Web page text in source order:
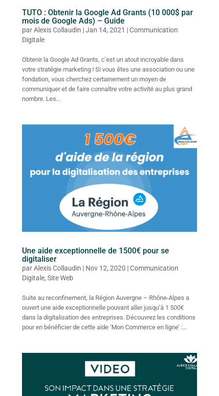
TUTO : Obtenir la Google Ad Grants (10 000$ par
mois de Google Ads) – Guide
parAlexis Collaudin |Jan 14, 2021 |Communication
Digitale
Obtenir la Google Ad Grants, c’est un atout incroyable dans
votre stratégie marketing ! Si vous êtes une association ou une
fondation, vous cherchez certainement un moyen de
communiquer et de faire connaître votre activité au plus grand
nombre. Les...
Une aide exceptionnelle de 1500€ pour se
digitaliser
parAlexis Collaudin | Nov 12, 2020 |Communication
Digitale, Site Web
Suite au reconfinement, la Région Auvergne – Rhône-Alpes a
ouvert une aide exceptionnelle pouvant aller jusqu’à 1 500€
dans la digitalisation des entreprises. Découvrez les conditions
pour en bénéficier de cette aide ‘Mon Commerce en ligne’ :...